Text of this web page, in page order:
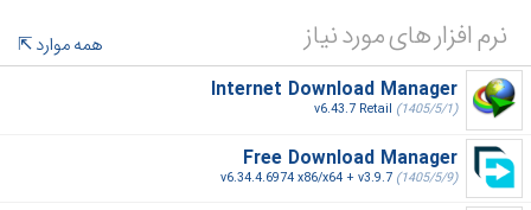
نرم افزار های مورد نیاز
همه موارد
Internet Download Manager
v6.43.7 Retail (1405/5/1)
Free Download Manager
v6.34.4.6974 x86/x64 + v3.9.7 (1405/5/9)